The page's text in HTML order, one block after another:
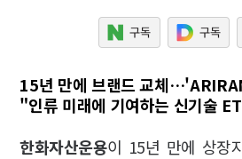
15년 만에 브랜드 교체
"인류 미래에 기여하는 신기술
한화자산운용이 15년 만에 상장